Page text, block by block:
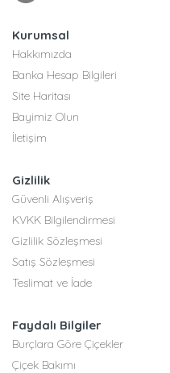
Kurumsal
Hakkımızda
Banka Hesap Bilgileri
Site Haritası
Bayimiz Olun
İletişim
Gizlilik
Güvenli Alışveriş
KVKK Bilgilendirmesi
Gizlilik Sözleşmesi
Satış Sözleşmesi
Teslimat ve İade
Faydalı Bilgiler
Burçlara Göre Çiçekler
Çiçek Bakımı